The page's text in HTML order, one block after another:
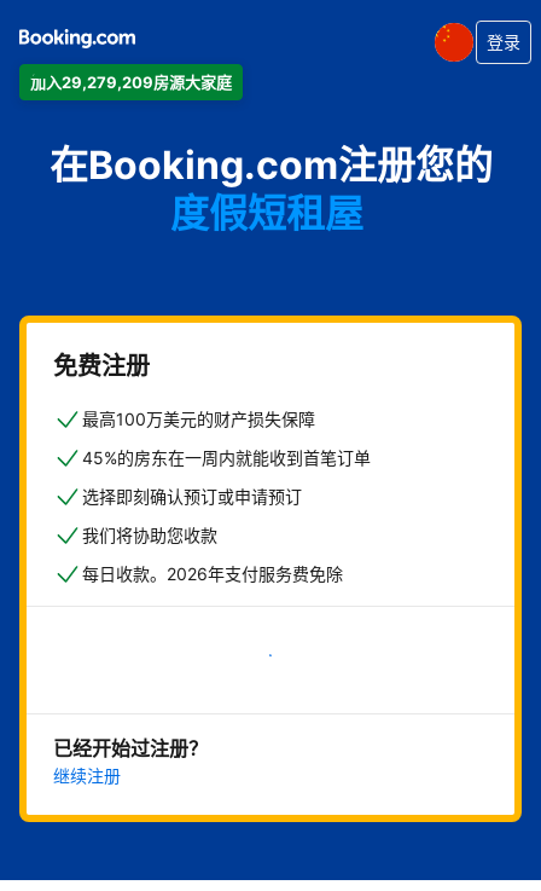
加入29,279,209房源大家庭
登录
在Booking.com注册您的
公寓
酒店
度假短租屋
住宿加早餐旅馆
免费注册
最高100万美元的财产损失保障
45%的房东在一周内就能收到首笔订单
选择即刻确认预订或申请预订
我们将协助您收款
每日收款。2026年支付服务费免除
立即开始
已经开始过注册？
继续注册